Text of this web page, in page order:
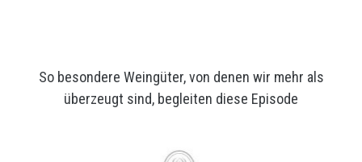
So besondere Weingüter, von denen wir mehr als
überzeugt sind, begleiten diese Episode